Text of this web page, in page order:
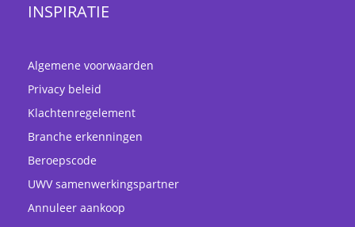
INSPIRATIE
Algemene voorwaarden
Privacy beleid
Klachtenregelement
Branche erkenningen
Beroepscode
UWV samenwerkingspartner
Annuleer aankoop